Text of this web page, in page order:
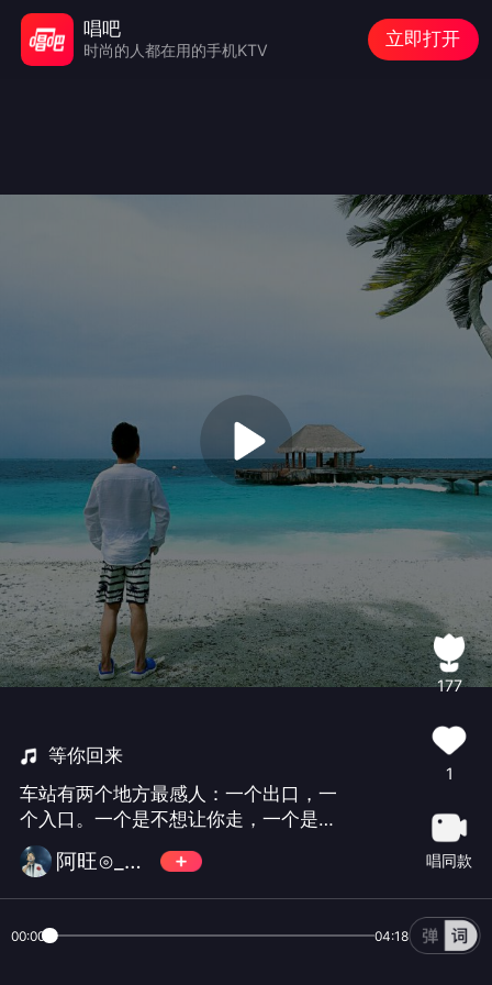
等你回来
车站有两个地方最感人：一个出口，一
个入口。一个是不想让你走，一个是等
你回来。你的世界里是否有过这么一个
人，不想让你走，又会一直等你回来的
那个人呢！新学的一首好听的歌，希望
阿旺⊙_⊙旺旺
177
1
唱同款
00:00 04:18
唱吧
时尚的人都在用的手机KTV
立即打开